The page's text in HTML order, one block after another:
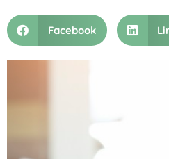
Facebook